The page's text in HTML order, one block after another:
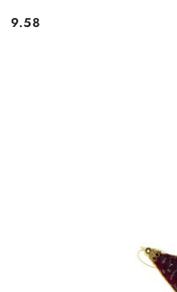
Cena:
9.58